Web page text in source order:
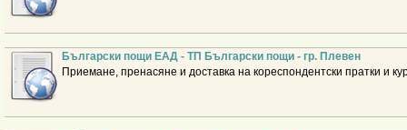
Български пощи ЕАД - ТП Български пощи - гр. Плевен
Приемане, пренасяне и доставка на кореспондентски пратки и